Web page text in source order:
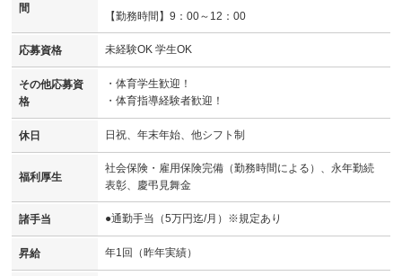
間
【勤務時間】9：00～12：00
応募資格 未経験OK 学生OK
その他応募資
格
・体育学生歓迎！
・体育指導経験者歓迎！
休日 日祝、年末年始、他シフト制
福利厚生
社会保険・雇用保険完備（勤務時間による）、永年勤続
表彰、慶弔見舞金
諸手当 ●通勤手当（5万円迄/月）※規定あり
昇給 年1回（昨年実績）